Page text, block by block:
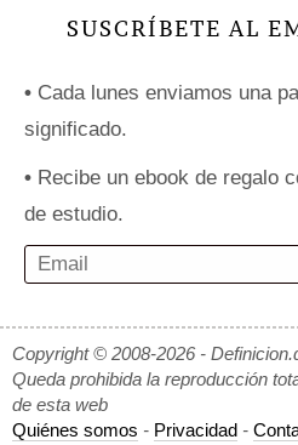
SUSCRÍBETE AL
• Cada lunes enviamos una
significado.
• Recibe un ebook de regalo
de estudio.
Copyright © 2008-2026 -
Queda prohibida la reproducción
de esta web
Quiénes somos - Privacidad -